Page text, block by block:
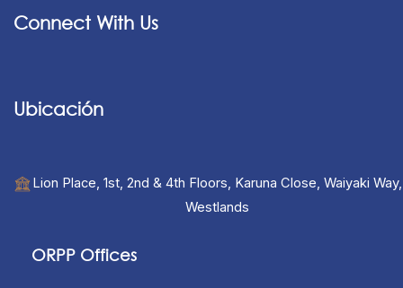
Connect With Us
Ubicación
Lion Place, 1st, 2nd & 4th Floors, Karuna Close, Waiyaki Way,
Westlands
ORPP Offices